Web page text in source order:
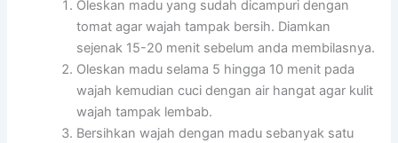
Oleskan madu yang sudah dicampuri dengan
tomat agar wajah tampak bersih. Diamkan
sejenak 15-20 menit sebelum anda membilasnya.
Oleskan madu selama 5 hingga 10 menit pada
wajah kemudian cuci dengan air hangat agar kulit
wajah tampak lembab.
Bersihkan wajah dengan madu sebanyak satu